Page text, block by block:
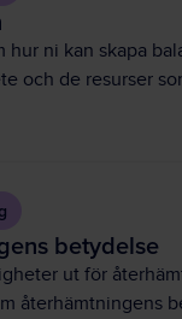
hur ni kan skapa
och de resurser
betydelse
ut för
återhämtningens